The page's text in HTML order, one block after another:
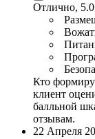
Отлично, 5.0
Кто
клиент
балльной
отзывам.
22 Апреля